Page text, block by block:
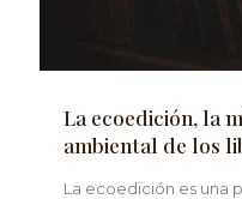
La ecoedición, la
ambiental de los
La ecoedición es una